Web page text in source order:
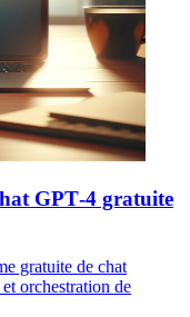
GPT‑4 gratuite
gratuite de chat
orchestration de